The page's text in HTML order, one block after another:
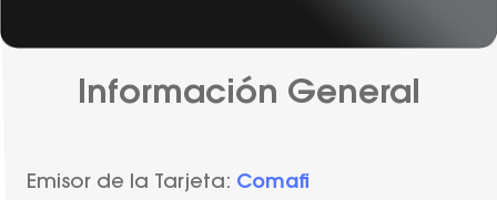
Información General
Emisor de la Tarjeta: Comafi